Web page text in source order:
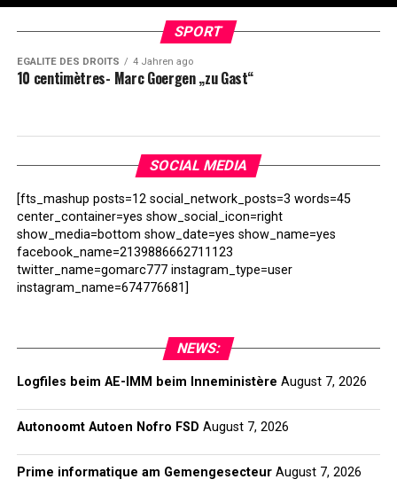
SPORT
EGALITÉ DES DROITS 4 Jahren ago
10 centimètres- Marc Goergen „zu Gast“
SOCIAL MEDIA
[fts_mashup posts=12 social_network_posts=3 words=45
center_container=yes show_social_icon=right
show_media=bottom show_date=yes show_name=yes
facebook_name=2139886662711123
twitter_name=gomarc777 instagram_type=user
instagram_name=674776681]
NEWS:
Logfiles beim AE-IMM beim Inneministère August 7, 2026
Autonoomt Autoen Nofro FSD August 7, 2026
Prime informatique am Gemengesecteur August 7, 2026